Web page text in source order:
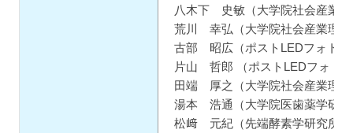
八木下 史敏（大学院社会産業
荒川 幸弘（大学院社会産業理
古部 昭広（ポストLEDフォトニ
片山 哲郎 （ポストLEDフォト
田端 厚之（大学院社会産業理
湯本 浩通（大学院医歯薬学研究
松﨑 元紀（先端酵素学研究所・